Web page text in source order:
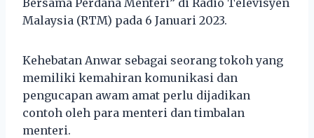
Malaysia (RTM) pada 6 Januari 2023.
Kehebatan Anwar sebagai seorang tokoh yang
memiliki kemahiran komunikasi dan
pengucapan awam amat perlu dijadikan
contoh oleh para menteri dan timbalan
menteri.